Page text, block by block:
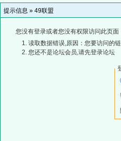
提示信息 » 49联盟
您没有登录或者您没有权限访问此页
读取数据错误,原因：您要访问的
您还不是论坛会员,请先登录论坛